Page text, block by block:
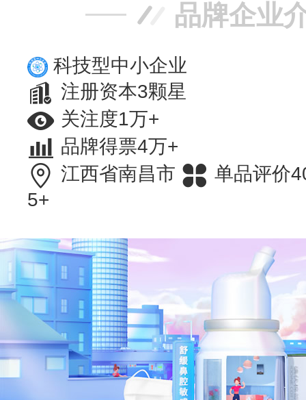
品牌企业
科技型中小企业
注册资本3颗星
关注度1万+
品牌得票4万+
江西省南昌市
单品评价
5+